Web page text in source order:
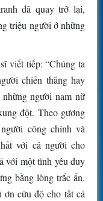
đã quay trở lại,
triệu người ở những
viết tiếp: “Chúng ta
chiến thắng hay
người nam nữ
đột. Theo gương
công chính và
với cả người cho
với một tình yêu duy
bằng lòng trắc ẩn.
cứu độ cho tất cả